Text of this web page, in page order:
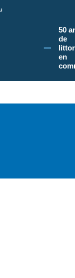
du littoral, vous
50
de
en